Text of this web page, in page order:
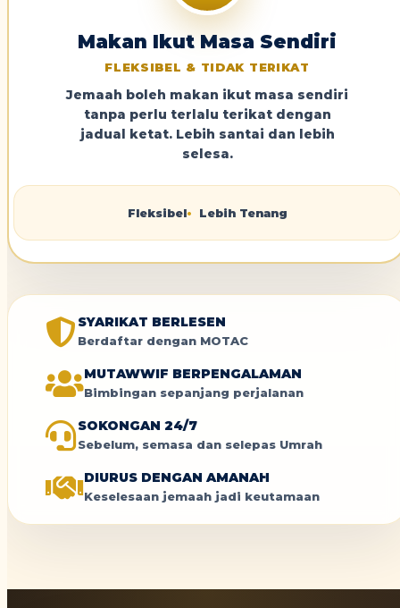
Makan Ikut Masa Sendiri
FLEKSIBEL & TIDAK TERIKAT
Jemaah boleh makan ikut masa sendiri
tanpa perlu terlalu terikat dengan
jadual ketat. Lebih santai dan lebih
selesa.
Fleksibel Lebih Tenang
SYARIKAT BERLESEN
Berdaftar dengan MOTAC
MUTAWWIF BERPENGALAMAN
Bimbingan sepanjang perjalanan
SOKONGAN 24/7
Sebelum, semasa dan selepas Umrah
DIURUS DENGAN AMANAH
Keselesaan jemaah jadi keutamaan